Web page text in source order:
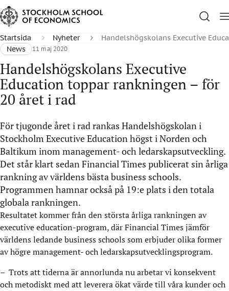
Startsida Nyheter
Handelshögskolans Executive
News
11 maj 2020
Handelshögskolans Executive
Education toppar rankningen – för
20 året i rad
För tjugonde året i rad rankas Handelshögskolan i
Stockholm Executive Education högst i Norden och
Baltikum inom management- och ledarskapsutveckling.
Det står klart sedan Financial Times publicerat sin årliga
rankning av världens bästa business schools.
Programmen hamnar också på 19:e plats i den totala
globala rankningen.
Resultatet kommer från den största årliga rankningen av
executive education-program, där Financial Times jämför
världens ledande business schools som erbjuder olika former
av högre management- och ledarskapsutvecklingsprogram.
– Trots att tiderna är annorlunda nu arbetar vi konsekvent
och metodiskt med att leverera ökat värde till våra kunder och